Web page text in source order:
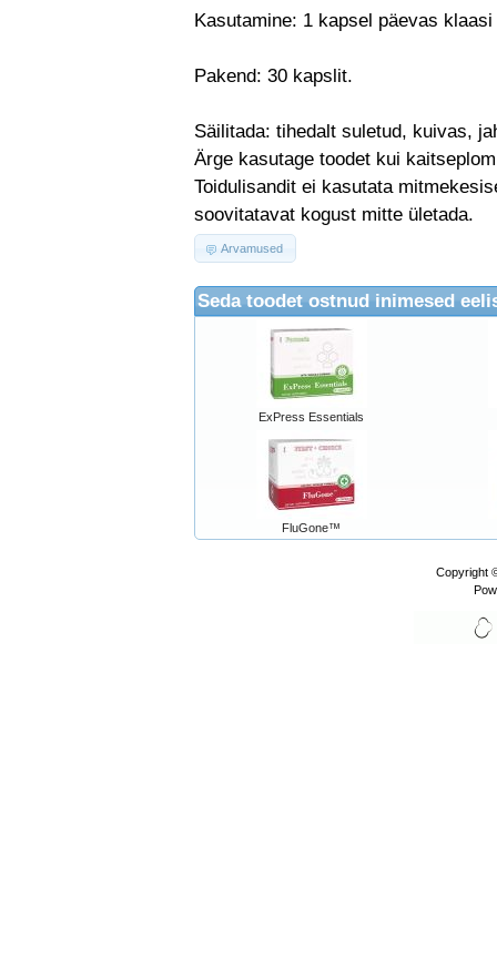
Kasutamine: 1 kapsel päevas
Pakend: 30 kapslit.
Säilitada: tihedalt suletud, kuivas,
Ärge kasutage toodet kui
Toidulisandit ei kasutata
soovitatavat kogust mitte ületada.
Arvamused
Seda toodet ostnud inimesed
ExPress Essentials
FluGone™
Copyright